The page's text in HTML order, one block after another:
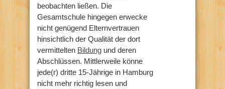
beobachten ließen. Die
Gesamtschule hingegen erwecke
nicht genügend Elternvertrauen
hinsichtlich der Qualität der dort
vermittelten Bildung und deren
Abschlüssen. Mittlerweile könne
jede(r) dritte 15-Jährige in Hamburg
nicht mehr richtig lesen und